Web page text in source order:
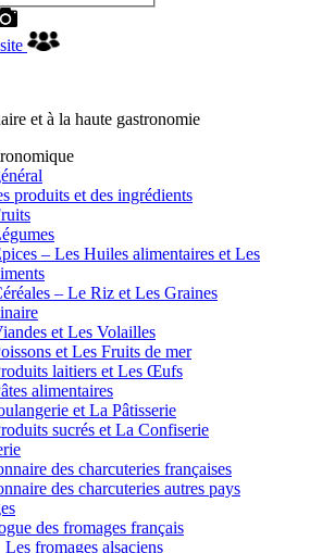
et à la haute gastronomie
produits et des ingrédients
– Les Huiles alimentaires et Les
– Le Riz et Les Graines
et Les Volailles
et Les Fruits de mer
laitiers et Les Œufs
alimentaires
et La Pâtisserie
sucrés et La Confiserie
des charcuteries françaises
des charcuteries autres pays
des fromages français
Les fromages alsaciens